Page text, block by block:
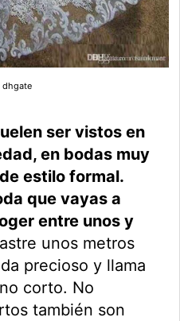
dhgate
ser vistos en
en bodas muy
estilo formal.
que vayas a
entre unos y
unos metros
precioso y llama
corto. No
también son